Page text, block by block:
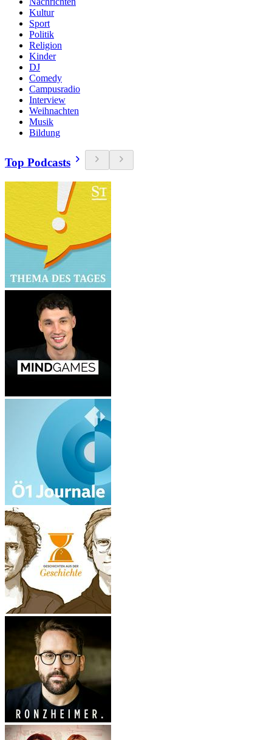
Kultur
Sport
Politik
Religion
Kinder
DJ
Comedy
Campusradio
Interview
Weihnachten
Musik
Bildung
Top Podcasts